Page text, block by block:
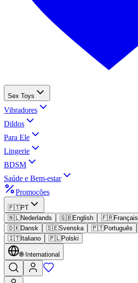
Sex Toys
Vibradores
Dildos
Para Ele
Lingerie
BDSM
Saúde e Bem-estar
Promoções
🇵🇹PT
🇳🇱Nederlands 🇬🇧English 🇫🇷Français
🇩🇰Dansk 🇸🇪Svenska 🇵🇹Português
🇮🇹Italiano 🇵🇱Polski
🌐 International